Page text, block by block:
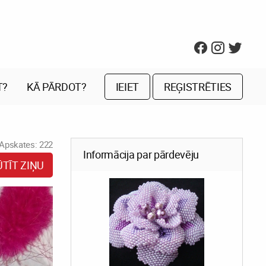
KĀ PĀRDOT? IEIET REĢISTRĒTIES
222
ZIŅU
Informācija par pārdevēju